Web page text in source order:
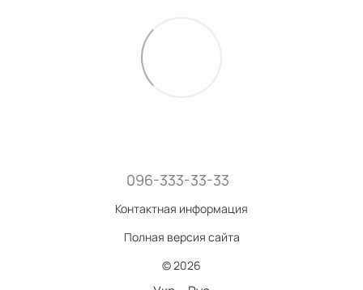
096-333-33-33
Контактная информация
Полная версия сайта
© 2026